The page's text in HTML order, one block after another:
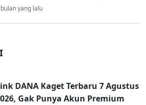
yang lalu
DANA Kaget Terbaru 7 Agustus
Gak Punya Akun Premium